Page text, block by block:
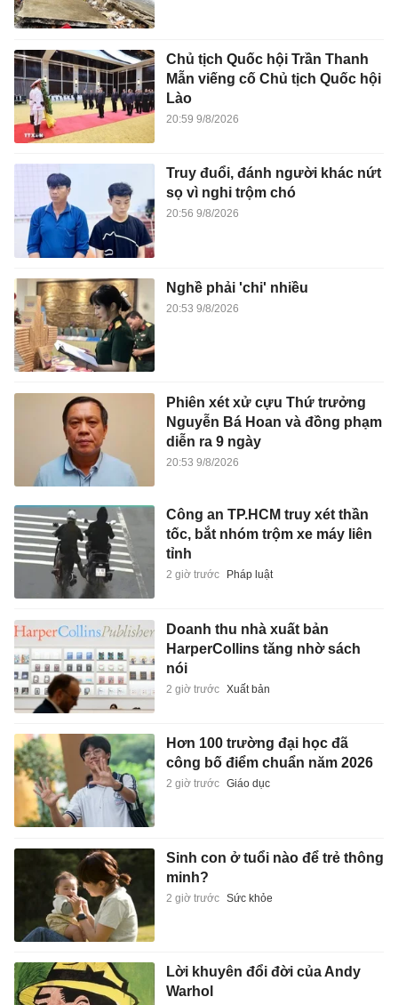
Chủ tịch Quốc hội Trần Thanh
Mẫn viếng cố Chủ tịch Quốc hội
Lào
20:59 9/8/2026
Truy đuổi, đánh người khác nứt
sọ vì nghi trộm chó
20:56 9/8/2026
Nghề phải 'chi' nhiều
20:53 9/8/2026
Phiên xét xử cựu Thứ trưởng
Nguyễn Bá Hoan và đồng phạm
diễn ra 9 ngày
20:53 9/8/2026
Công an TP.HCM truy xét thần
tốc, bắt nhóm trộm xe máy liên
tỉnh
2 giờ trước Pháp luật
Doanh thu nhà xuất bản
HarperCollins tăng nhờ sách
nói
2 giờ trước Xuất bản
Hơn 100 trường đại học đã
công bố điểm chuẩn năm 2026
2 giờ trước Giáo dục
Sinh con ở tuổi nào để trẻ thông
minh?
2 giờ trước Sức khỏe
Lời khuyên đổi đời của Andy
Warhol